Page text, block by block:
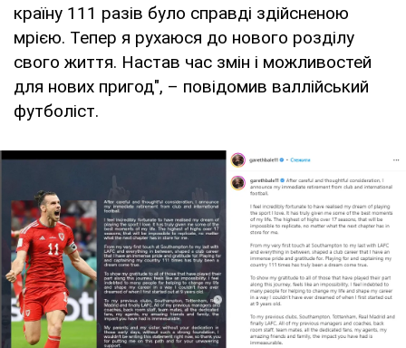
країну 111 разів було справді здійсненою
мрією. Тепер я рухаюся до нового розділу
свого життя. Настав час змін і можливостей
для нових пригод", – повідомив валлійський
футболіст.